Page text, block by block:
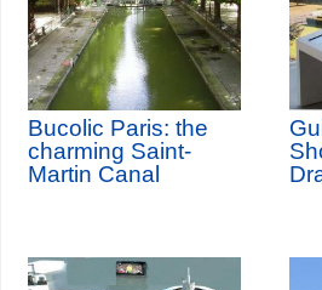
Bucolic Paris: the
charming Saint-
Martin Canal